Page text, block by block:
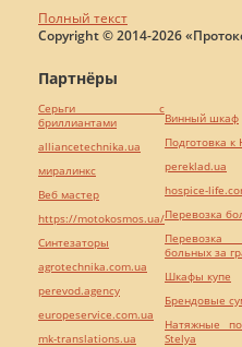
Полный текст
Copyright © 2014-2026
Партнёры
Серьги с
бриллиантами
alliancetechnika.ua
миралинкс
Веб мастер
https://motokosmos.ua/
Синтезаторы
agrotechnika.com.ua
perevod.agency
europeservice.com.ua
mk-translations.ua
Винный шкаф
Подготовка
pereklad.ua
hospice-
Перевозка
больных за
Шкафы купе
Брендовые
Натяжные
Stelya